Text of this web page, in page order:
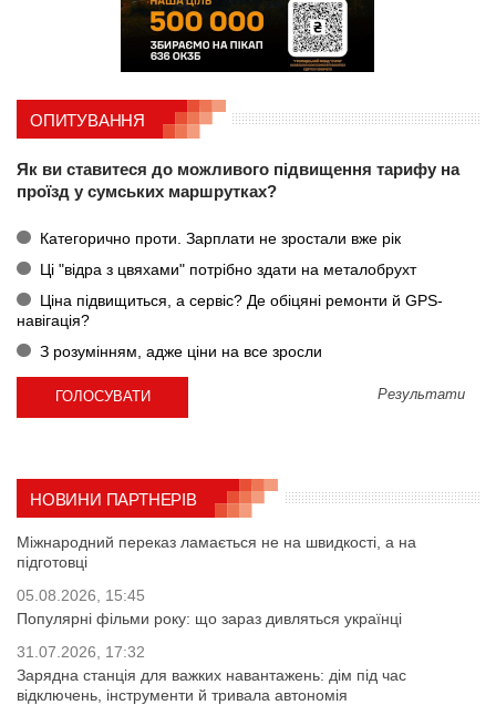
ОПИТУВАННЯ
Як ви ставитеся до можливого підвищення тарифу на
проїзд у сумських маршрутках?
Категорично проти. Зарплати не зростали вже рік
Ці "відра з цвяхами" потрібно здати на металобрухт
Ціна підвищиться, а сервіс? Де обіцяні ремонти й GPS-
навігація?
З розумінням, адже ціни на все зросли
Результати
НОВИНИ ПАРТНЕРІВ
Міжнародний переказ ламається не на швидкості, а на
підготовці
05.08.2026, 15:45
Популярні фільми року: що зараз дивляться українці
31.07.2026, 17:32
Зарядна станція для важких навантажень: дім під час
відключень, інструменти й тривала автономія